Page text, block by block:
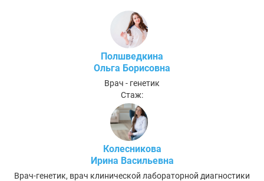
Полшведкина
Ольга Борисовна
Врач - генетик
Стаж:
Колесникова
Ирина Васильевна
Врач-генетик, врач клинической лабораторной диагностики